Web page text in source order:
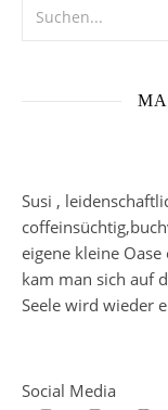
Susi ,
eigene kleine
kam man sich auf
Seele wird wieder
Social Media